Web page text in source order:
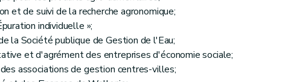
et de suivi de la recherche agronomique;
individuelle »;
la Société publique de Gestion de l'Eau;
et d'agrément des entreprises d'économie sociale;
associations de gestion centres-villes;